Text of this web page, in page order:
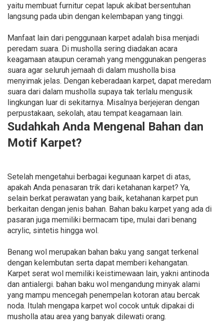
yaitu membuat furnitur cepat lapuk akibat bersentuhan
langsung pada ubin dengan kelembapan yang tinggi.
Manfaat lain dari penggunaan karpet adalah bisa menjadi
peredam suara. Di musholla sering diadakan acara
keagamaan ataupun ceramah yang menggunakan pengeras
suara agar seluruh jemaah di dalam musholla bisa
menyimak jelas. Dengan keberadaan karpet, dapat meredam
suara dari dalam musholla supaya tak terlalu mengusik
lingkungan luar di sekitarnya. Misalnya berjejeran dengan
perpustakaan, sekolah, atau tempat keagamaan lain.
Sudahkah Anda Mengenal Bahan dan
Motif Karpet?
Setelah mengetahui berbagai kegunaan karpet di atas,
apakah Anda penasaran trik dari ketahanan karpet? Ya,
selain berkat perawatan yang baik, ketahanan karpet pun
berkaitan dengan jenis bahan. Bahan baku karpet yang ada di
pasaran juga memiliki bermacam tipe, mulai dari benang
acrylic, sintetis hingga wol.
Benang wol merupakan bahan baku yang sangat terkenal
dengan kelembutan serta dapat memberi kehangatan.
Karpet serat wol memiliki keistimewaan lain, yakni antinoda
dan antialergi. bahan baku wol mengandung minyak alami
yang mampu mencegah penempelan kotoran atau bercak
noda. Itulah mengapa karpet wol cocok untuk dipakai di
musholla atau area yang banyak dilewati orang.